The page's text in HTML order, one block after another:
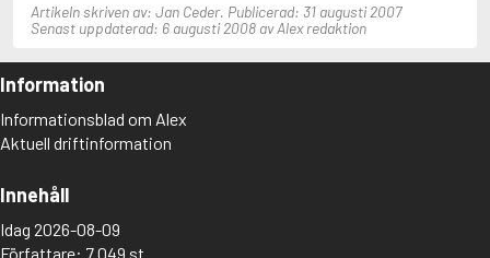
Artikeln skriven av: Jan Ceder. Publicerad: 31 augusti 2007
Senast uppdaterad: 6 augusti 2008 av Alex redaktion
Information
Informationsblad om Alex
Aktuell driftinformation
Innehåll
Idag 2026-08-09
Författare: 7 049 st